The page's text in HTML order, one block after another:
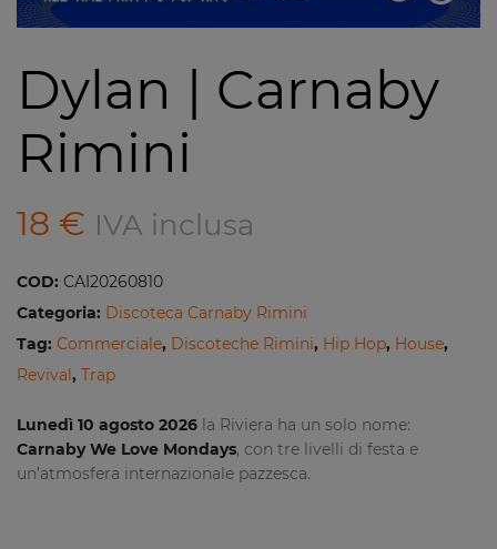
Dylan | Carnaby
Rimini
18 € IVA inclusa
COD: CAI20260810
Categoria: Discoteca Carnaby Rimini
Tag: Commerciale, Discoteche Rimini, Hip Hop, House,
Revival, Trap
Lunedì 10 agosto 2026 la Riviera ha un solo nome:
Carnaby We Love Mondays, con tre livelli di festa e
un’atmosfera internazionale pazzesca.